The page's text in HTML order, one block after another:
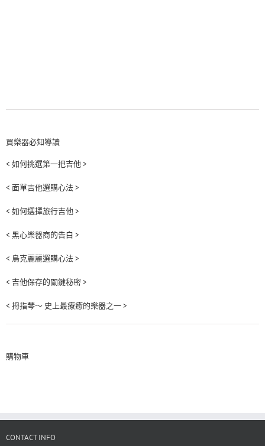
買樂器必知導讀
< 如何挑選第一把吉他 >
< 面單吉他選購心法 >
< 如何選擇旅行吉他 >
< 黑心樂器商的告白 >
< 烏克麗麗選購心法 >
< 吉他保存的關鍵秘密 >
< 拇指琴～ 史上最療癒的樂器之一 >
購物車
CONTACT INFO